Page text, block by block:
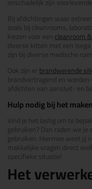
Bij afdichtingen waar
zoals bij cleanrooms,
kiezen voor een cleanroom
diverse kitten met een
zijn bij diverse medische
Ook zijn er brandwerende
brandvertragend en
afdichten van aansluit- en
Hulp nodig bij het
Vind je het lastig om te
gebruiken? Dan raden we je
gebruiken. Hiermee weet jij
makkelijke vragen direct
specifieke situatie!
Het